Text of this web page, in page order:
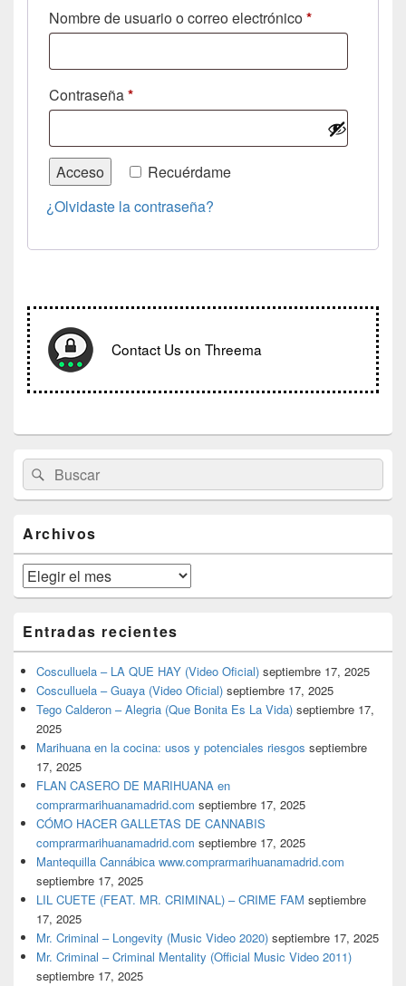
Nombre de usuario o correo electrónico*Obligatorio
Contraseña*Obligatorio
Recuérdame
Acceso
¿Olvidaste la contraseña?
Contact Us on Threema
área
de
widget
lateral
primaria
Buscar
por:
Buscar
Archivos
Archivos
Entradas recientes
Cosculluela – LA QUE HAY (Video Oficial) septiembre 17, 2025
Cosculluela – Guaya (Video Oficial) septiembre 17, 2025
Tego Calderon – Alegria (Que Bonita Es La Vida) septiembre 17,
2025
Marihuana en la cocina: usos y potenciales riesgos septiembre
17, 2025
FLAN CASERO DE MARIHUANA en
comprarmarihuanamadrid.com septiembre 17, 2025
CÓMO HACER GALLETAS DE CANNABIS
comprarmarihuanamadrid.com septiembre 17, 2025
Mantequilla Cannábica www.comprarmarihuanamadrid.com
septiembre 17, 2025
LIL CUETE (FEAT. MR. CRIMINAL) – CRIME FAM septiembre
17, 2025
Mr. Criminal – Longevity (Music Video 2020) septiembre 17, 2025
Mr. Criminal – Criminal Mentality (Official Music Video 2011)
septiembre 17, 2025